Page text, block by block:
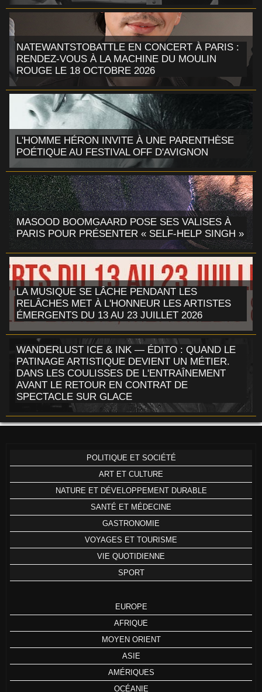
NATEWANTSTOBATTLE EN CONCERT À PARIS :
RENDEZ-VOUS À LA MACHINE DU MOULIN
ROUGE LE 18 OCTOBRE 2026
L'HOMME HÉRON INVITE À UNE PARENTHÈSE
POÉTIQUE AU FESTIVAL OFF D'AVIGNON
MASOOD BOOMGAARD POSE SES VALISES À
PARIS POUR PRÉSENTER « SELF-HELP SINGH »
LA MUSIQUE SE LÂCHE PENDANT LES
RELÂCHES MET À L'HONNEUR LES ARTISTES
ÉMERGENTS DU 13 AU 23 JUILLET 2026
WANDERLUST ICE & INK — ÉDITO : QUAND LE
PATINAGE ARTISTIQUE DEVIENT UN MÉTIER.
DANS LES COULISSES DE L'ENTRAÎNEMENT
AVANT LE RETOUR EN CONTRAT DE
SPECTACLE SUR GLACE
POLITIQUE ET SOCIÉTÉ
ART ET CULTURE
NATURE ET DÉVELOPPEMENT DURABLE
SANTÉ ET MÉDECINE
GASTRONOMIE
VOYAGES ET TOURISME
VIE QUOTIDIENNE
SPORT
EUROPE
AFRIQUE
MOYEN ORIENT
ASIE
AMÉRIQUES
OCÉANIE